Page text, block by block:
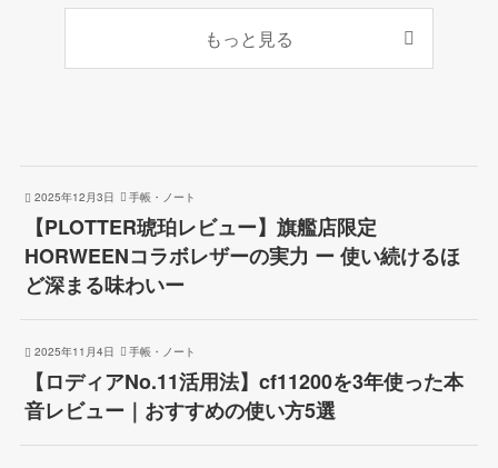
もっと見る
2025年12月3日 手帳・ノート
【PLOTTER琥珀レビュー】旗艦店限定
HORWEENコラボレザーの実力 ー 使い続けるほ
ど深まる味わいー
2025年11月4日 手帳・ノート
【ロディアNo.11活用法】cf11200を3年使った本
音レビュー｜おすすめの使い方5選